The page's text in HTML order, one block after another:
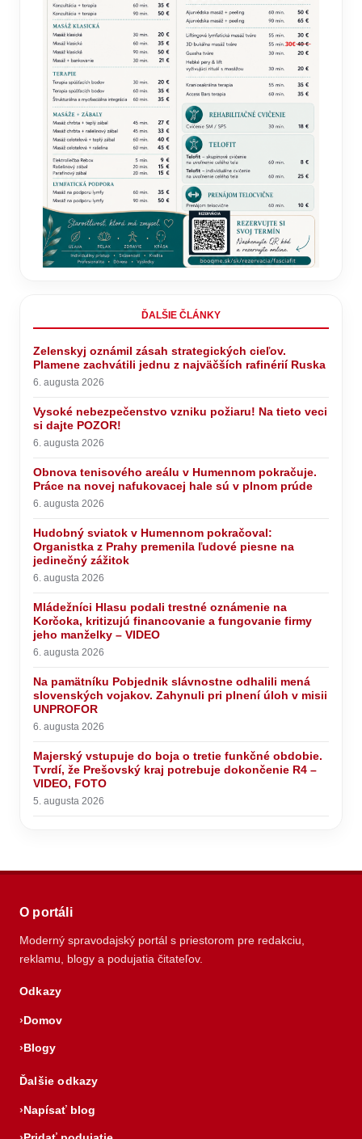
ĎALŠIE ČLÁNKY
Zelenskyj oznámil zásah strategických cieľov.
Plamene zachvátili jednu z najväčších rafinérií Ruska
6. augusta 2026
Vysoké nebezpečenstvo vzniku požiaru! Na tieto veci
si dajte POZOR!
6. augusta 2026
Obnova tenisového areálu v Humennom pokračuje.
Práce na novej nafukovacej hale sú v plnom prúde
6. augusta 2026
Hudobný sviatok v Humennom pokračoval:
Organistka z Prahy premenila ľudové piesne na
jedinečný zážitok
6. augusta 2026
Mládežníci Hlasu podali trestné oznámenie na
Korčoka, kritizujú financovanie a fungovanie firmy
jeho manželky – VIDEO
6. augusta 2026
Na pamätníku Pobjednik slávnostne odhalili mená
slovenských vojakov. Zahynuli pri plnení úloh v misii
UNPROFOR
6. augusta 2026
Majerský vstupuje do boja o tretie funkčné obdobie.
Tvrdí, že Prešovský kraj potrebuje dokončenie R4 –
VIDEO, FOTO
5. augusta 2026
O portáli
Moderný spravodajský portál s priestorom pre redakciu,
reklamu, blogy a podujatia čitateľov.
Odkazy
Domov
Blogy
Ďalšie odkazy
Napísať blog